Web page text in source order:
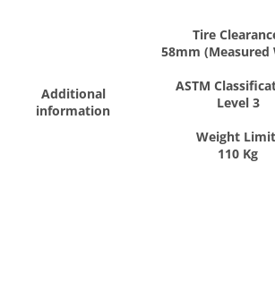
Additional
information
Tire
58mm (Measured
ASTM
Level 3
Weight
110 Kg